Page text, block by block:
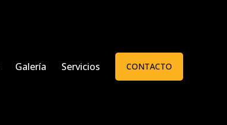
Galería Servicios CONTACTO